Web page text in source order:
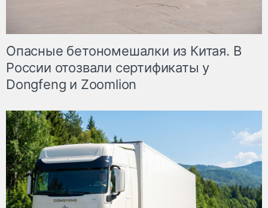
Опасные бетономешалки из Китая. В
России отозвали сертификаты у
Dongfeng и Zoomlion